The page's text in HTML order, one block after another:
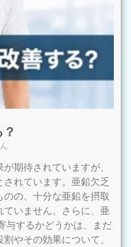
期待されていますが、
れています。亜鉛欠乏
の、十分な亜鉛を摂取
ていません。さらに、亜
与するかどうかは、まだ
やその効果について、